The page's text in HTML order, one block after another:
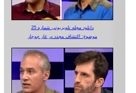
دانلود مجله تلویزیونی شماره 25
موضوع: اکتشاف مجدد در غار جوجار